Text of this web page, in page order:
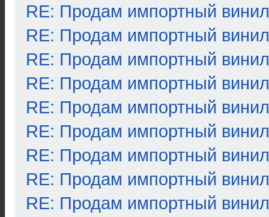
RE: Продам импортный винил
RE: Продам импортный винил
RE: Продам импортный винил
RE: Продам импортный винил
RE: Продам импортный винил
RE: Продам импортный винил
RE: Продам импортный винил
RE: Продам импортный винил
RE: Продам импортный винил